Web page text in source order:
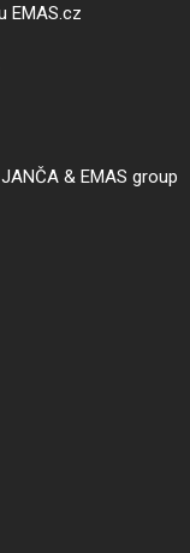
EMAS.cz
& EMAS group